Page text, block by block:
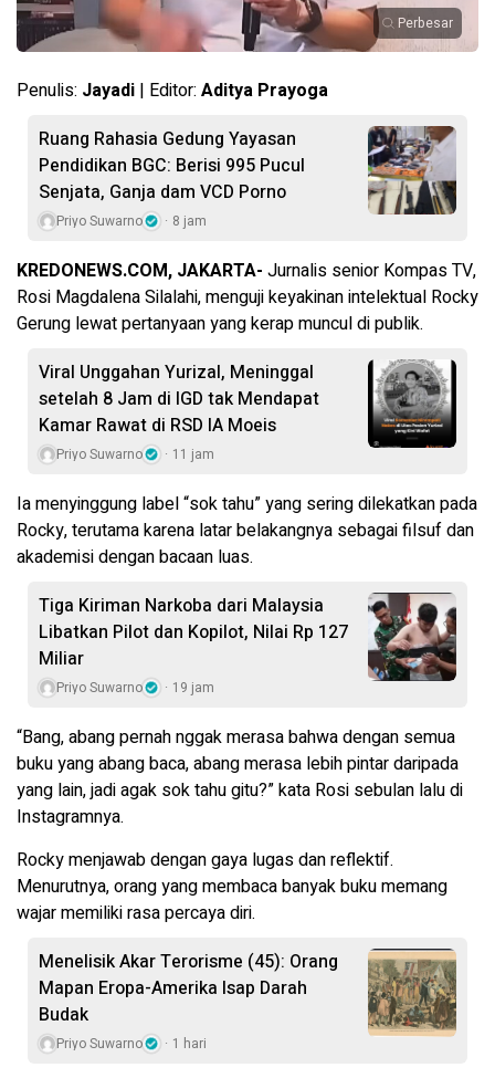
Perbesar
Penulis: Jayadi | Editor: Aditya Prayoga
Ruang Rahasia Gedung Yayasan
Pendidikan BGC: Berisi 995 Pucul
Senjata, Ganja dam VCD Porno
Priyo Suwarno 8 jam
KREDONEWS.COM, JAKARTA- Jurnalis senior Kompas TV,
Rosi Magdalena Silalahi, menguji keyakinan intelektual Rocky
Gerung lewat pertanyaan yang kerap muncul di publik.
Viral Unggahan Yurizal, Meninggal
setelah 8 Jam di IGD tak Mendapat
Kamar Rawat di RSD IA Moeis
Priyo Suwarno 11 jam
Ia menyinggung label “sok tahu” yang sering dilekatkan pada
Rocky, terutama karena latar belakangnya sebagai filsuf dan
akademisi dengan bacaan luas.
Tiga Kiriman Narkoba dari Malaysia
Libatkan Pilot dan Kopilot, Nilai Rp 127
Miliar
Priyo Suwarno 19 jam
“Bang, abang pernah nggak merasa bahwa dengan semua
buku yang abang baca, abang merasa lebih pintar daripada
yang lain, jadi agak sok tahu gitu?” kata Rosi sebulan lalu di
Instagramnya.
Rocky menjawab dengan gaya lugas dan reflektif.
Menurutnya, orang yang membaca banyak buku memang
wajar memiliki rasa percaya diri.
Menelisik Akar Terorisme (45): Orang
Mapan Eropa-Amerika Isap Darah
Budak
Priyo Suwarno 1 hari